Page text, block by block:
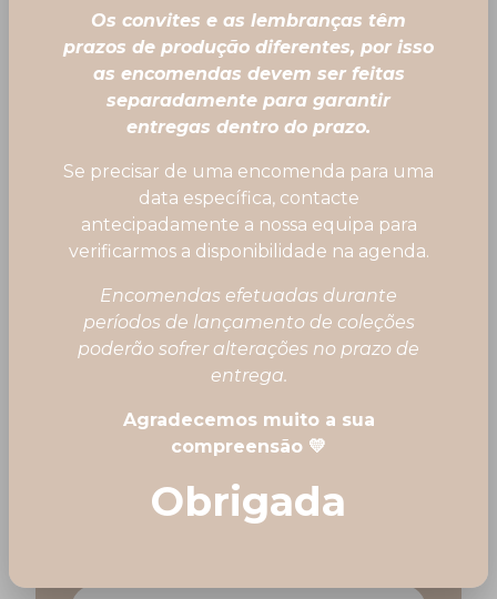
Saquinho alfazema 🕊️
4,15 €
Os convites e as lembranças têm
prazos de produção diferentes, por isso
as encomendas devem ser feitas
separadamente para garantir
entregas dentro do prazo.
Se precisar de uma encomenda para uma
data específica, contacte
antecipadamente a nossa equipa para
verificarmos a disponibilidade na agenda.
Encomendas efetuadas durante
períodos de lançamento de coleções
poderão sofrer alterações no prazo de
entrega.
Agradecemos muito a sua
compreensão 💛
Obrigada